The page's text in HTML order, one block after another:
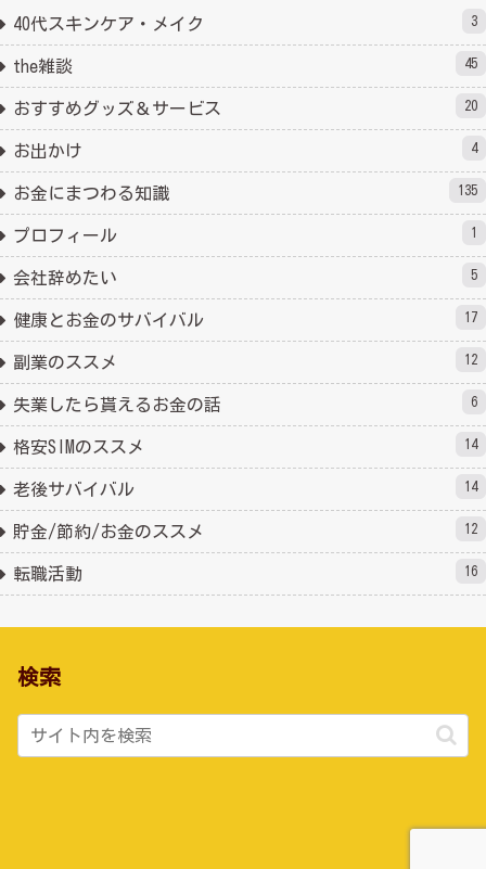
40代スキンケア・メイク 3
the雑談 45
おすすめグッズ＆サービス 20
お出かけ 4
お金にまつわる知識 135
プロフィール 1
会社辞めたい 5
健康とお金のサバイバル 17
副業のススメ 12
失業したら貰えるお金の話 6
格安SIMのススメ 14
老後サバイバル 14
貯金/節約/お金のススメ 12
転職活動 16
検索